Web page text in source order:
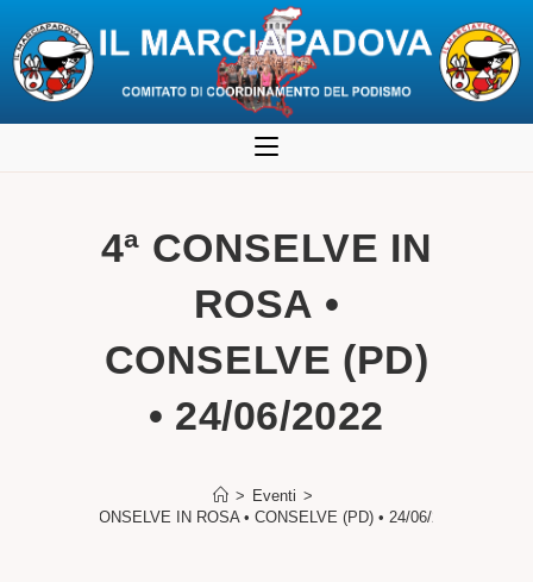
al
4ª CONSELVE IN
ROSA •
CONSELVE (PD)
• 24/06/2022
> Eventi >
4ª CONSELVE IN ROSA • CONSELVE (PD) • 24/06/2022